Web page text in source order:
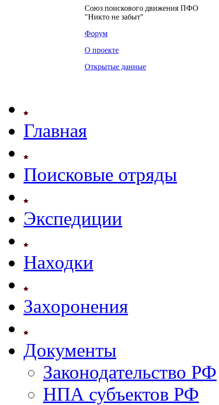
Союз поискового движения ПФО
"Никто не забыт"
Форум
О проекте
Открытые данные
Главная
Поисковые отряды
Экспедиции
Находки
Захоронения
Документы
Законодательство РФ
НПА субъектов РФ